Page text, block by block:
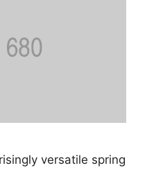
versatile spring